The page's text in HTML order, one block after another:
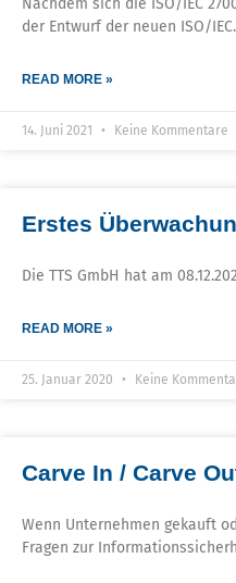
Nachdem sich die ISO/IEC
der Entwurf der neuen ISO/
READ MORE »
14. Juni 2021 Keine Kommentare
Erstes
Die TTS GmbH hat am
READ MORE »
25. Januar 2020 Keine
Carve In / Carve
Wenn Unternehmen gekauft
Fragen zur